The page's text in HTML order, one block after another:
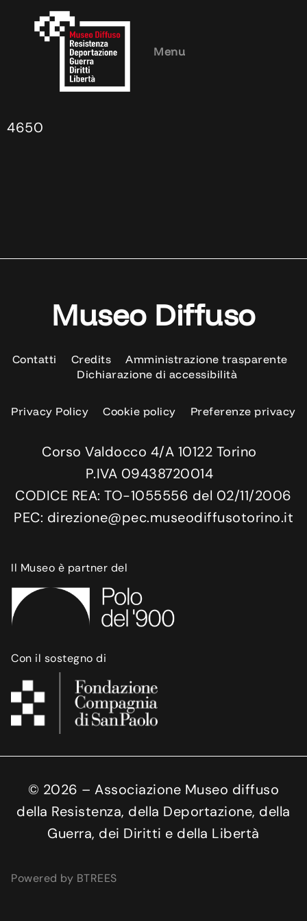
Menu
4650
Museo Diffuso
Contatti Credits
Amministrazione trasparente
Dichiarazione di accessibilità
Privacy Policy Cookie policy Preferenze privacy
Corso Valdocco 4/A 10122 Torino
P.IVA 09438720014
CODICE REA: TO-1055556 del 02/11/2006
PEC: direzione@pec.museodiffusotorino.it
Il Museo è partner del
Con il sostegno di
© 2026 – Associazione Museo diffuso
della Resistenza, della Deportazione, della
Guerra, dei Diritti e della Libertà
Powered by BTREES